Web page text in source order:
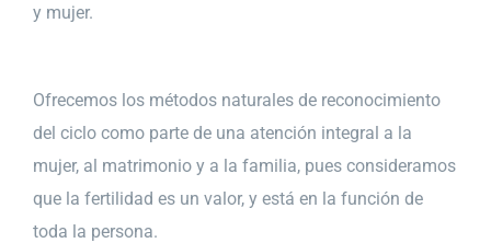
y mujer.
Ofrecemos los métodos naturales de reconocimiento
del ciclo como parte de una atención integral a la
mujer, al matrimonio y a la familia, pues consideramos
que la fertilidad es un valor, y está en la función de
toda la persona.